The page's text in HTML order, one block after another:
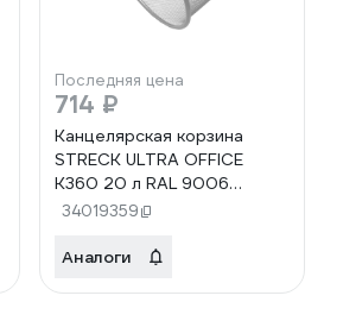
Последняя цена
714 ₽
Канцелярская корзина
STRECK ULTRA OFFICE
К360 20 л RAL 9006
SB20RAL9006
34019359
Аналоги